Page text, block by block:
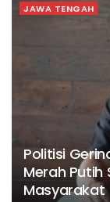
JAWA TENGAH
Politisi
Merah Putih
Masyarakat